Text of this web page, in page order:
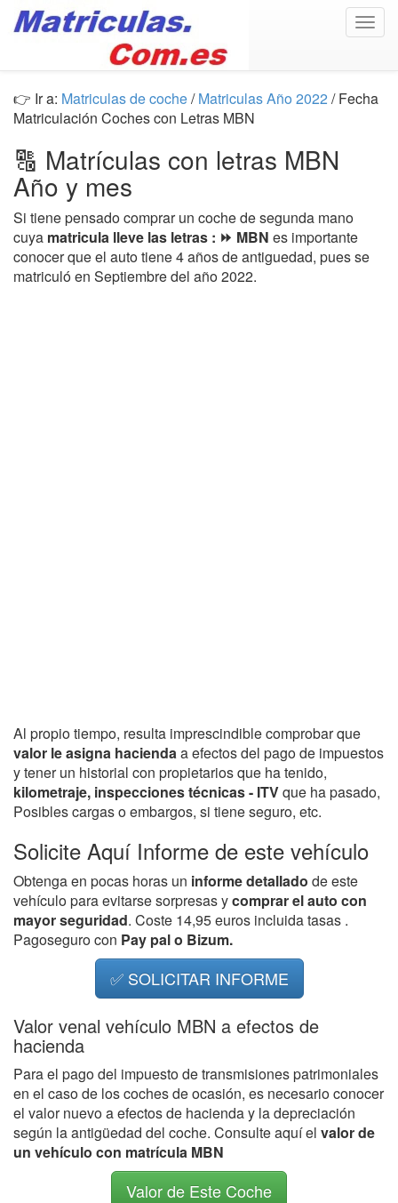
👉 Ir a: Matriculas de coche/Matriculas Año 2022 / Fecha
Matriculación Coches con Letras MBN
🔠 Matrículas con letras MBN
Año y mes
Si tiene pensado comprar un coche de segunda mano
cuya matricula lleve las letras : ⏩ MBN es importante
conocer que el auto tiene 4 años de antiguedad, pues se
matriculó en Septiembre del año 2022.
Al propio tiempo, resulta imprescindible comprobar que
valor le asigna haciendaa efectos del pago de impuestos
y tener un historial con propietarios que ha tenido,
kilometraje, inspecciones técnicas - ITVque ha pasado,
Posibles cargas o embargos, si tiene seguro, etc.
Solicite Aquí Informe de este vehículo
Obtenga en pocas horas un informe detallado de este
vehículo para evitarse sorpresas ycomprar el auto con
mayor seguridad. Coste 14,95 euros incluida tasas .
Pagoseguro con Pay pal o Bizum.
✅ SOLICITAR INFORME
Valor venal vehículo MBN a efectos de
hacienda
Para el pago del impuesto de transmisiones patrimoniales
en el caso de los coches de ocasión, es necesario conocer
el valor nuevo a efectos de hacienda y la depreciación
según la antigüedad del coche. Consulte aquí el valor de
un vehículo con matrícula MBN
Valor de Este Coche